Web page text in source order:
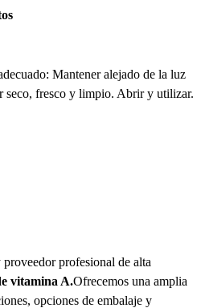
Mantener alejado de la luz
seco, fresco y limpio. Abrir y utilizar.
profesional de alta
vitamina A.Ofrecemos una amplia
opciones de embalaje y